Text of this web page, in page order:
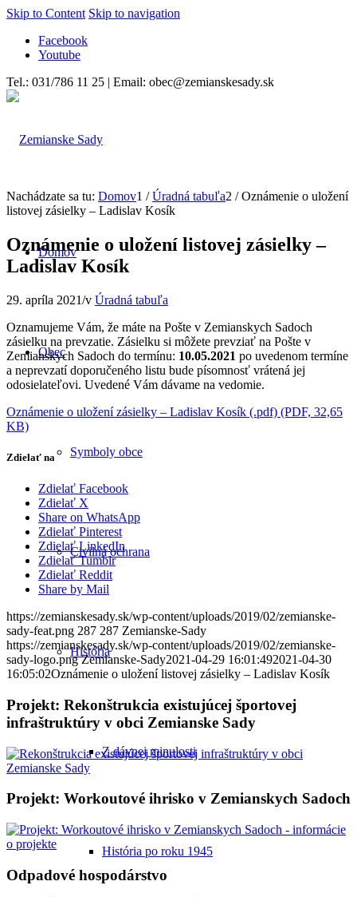
Skip to Content Skip to navigation
Facebook
Youtube
Tel.: 031/786 11 25 | Email: obec@zemianskesady.sk
Domov
Obec
Symboly obce
Civilná ochrana
História
Z dávnej minulosti
História po roku 1945
Nachádzate sa tu: Domov1 / Úradná tabuľa2 / Oznámenie o uložení
listovej zásielky – Ladislav Kosík
Oznámenie o uložení listovej zásielky –
Ladislav Kosík
29. apríla 2021/v Úradná tabuľa
Oznamujeme Vám, že máte na Pošte v Zemianskych Sadoch
zásielku na prevzatie. Zásielku si môžete prevziať na Pošte v
Zemianskych Sadoch do termínu: 10.05.2021 po uvedenom termíne
a neprevzatí doporučeného listu bude písomnosť vrátená jej
odosielateľovi. Uvedené Vám dávame na vedomie.
Oznámenie o uložení zásielky – Ladislav Kosík (.pdf) (PDF, 32,65
KB)
Zdielať na
Zdielať Facebook
Zdielať X
Share on WhatsApp
Zdielať Pinterest
Zdielať LinkedIn
Zdielať Tumblr
Zdielať Reddit
Share by Mail
https://zemianskesady.sk/wp-content/uploads/2019/02/zemianske-
sady-feat.png 287 287 Zemianske-Sady
https://zemianskesady.sk/wp-content/uploads/2019/02/zemianske-
sady-logo.png Zemianske-Sady2021-04-29 16:01:492021-04-30
16:05:02Oznámenie o uložení listovej zásielky – Ladislav Kosík
Projekt: Rekonštrukcia existujúcej športovej
infraštruktúry v obci Zemianske Sady
Projekt: Workoutové ihrisko v Zemianskych Sadoch
Odpadové hospodárstvo